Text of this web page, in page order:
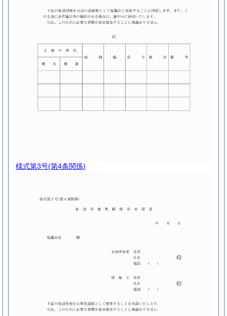
様式第3号(第4条関係)